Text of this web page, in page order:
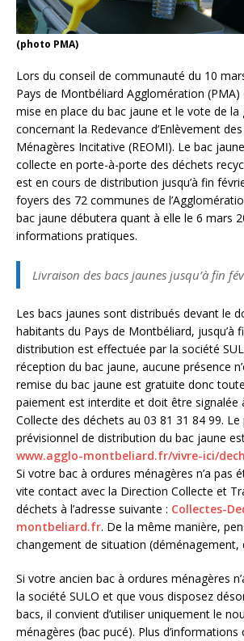
(photo PMA)
Lors du conseil de communauté du 10
Pays de Montbéliard Agglomération
mise en place du bac jaune et le vote de la
concernant la Redevance d’Enlèvement
Ménagères Incitative (REOMI). Le bac
collecte en porte-à-porte des déchets
est en cours de distribution jusqu’à fin
foyers des 72 communes de
bac jaune débutera quant à elle le 6 mars
informations pratiques.
Livraison des bacs jaunes jusqu’à fin
Les bacs jaunes sont distribués devant le
habitants du Pays de Montbéliard, jusqu’à
distribution est effectuée par la société
réception du bac jaune, aucune présence
remise du bac jaune est gratuite donc
paiement est interdite et doit être signalée
Collecte des déchets au 03 81 31 84 99. Le
prévisionnel de distribution du bac jaune
www.agglo-montbeliard.fr/vivre-ici/
Si votre bac à ordures ménagères n’a pas
vite contact avec la Direction Collecte et
déchets à l’adresse suivante : Collectes-
montbeliard.fr. De la même manière,
changement de situation (déménagement,
Si votre ancien bac à ordures ménagères
la société SULO et que vous disposez
bacs, il convient d’utiliser uniquement le
ménagères (bac pucé). Plus